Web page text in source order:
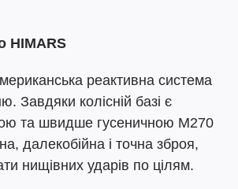
HIMARS
реактивна система
Завдяки колісній базі є
та швидше гусеничною М270
далекобійна і точна зброя,
нищівних ударів по цілям.